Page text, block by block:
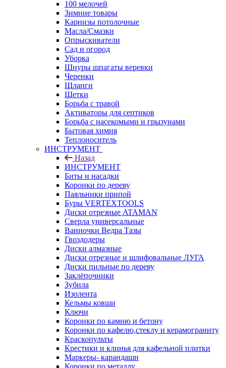
100 мелочей
Зимние товары
Карнизы потолочные
Масла/Смазки
Опрыскиватели
Сад и огород
Уборка
Шнуры шпагаты веревки
Черенки
Шланги
Щетки
Борьба с травой
Активаторы для септиков
Борьба с насекомыми и грызунами
Бытовая химия
Теплоноситель
ИНСТРУМЕНТ
Назад
ИНСТРУМЕНТ
Биты и насадки
Коронки по дереву
Паяльники припой
Буры VERTEXTOOLS
Диски отрезные ATAMAN
Сверла универсальные
Ванночки Ведра Тазы
Гвоздодеры
Диски алмазные
Диски отрезные и шлифовальные ЛУГА
Диски пильные по дереву
Заклёпочники
Зубила
Изолента
Кельмы ковши
Ключи
Коронки по камню и бетону
Коронки по кафелю,стеклу и керамограниту
Краскопульты
Крестики и клинья для кафельной плитки
Маркеры- карандаши
Коронки по металлу